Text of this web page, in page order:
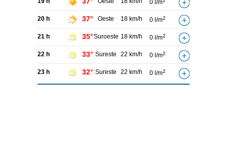
0 l/m
20 h 37° Oeste 18 km/h 0 l/m2
21 h 35°Suroeste 18 km/h 0 l/m2
22 h 33° Sureste 22 km/h 0 l/m2
23 h 32° Sureste 22 km/h 0 l/m2